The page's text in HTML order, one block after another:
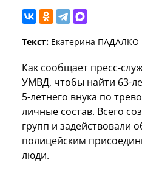
Текст: Екатерина ПАДАЛКО
Как сообщает пресс-
УМВД, чтобы найти 63-
5-летнего внука по
личные состав. Всего
групп и задействовали
полицейским
люди.